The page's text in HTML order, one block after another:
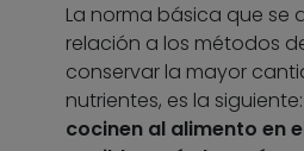
La norma básica que se
relación a los métodos
conservar la mayor
nutrientes, es la siguiente:
cocinen al alimento en